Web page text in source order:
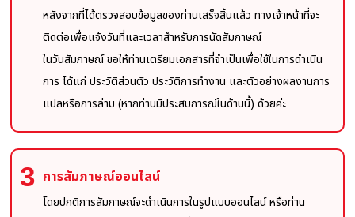
หลังจากที่ได้ตรวจสอบข้อมูลของท่านเสร็จสิ้นแล้ว ทางเจ้าหน้าที่จะ
ติดต่อเพื่อแจ้งวันที่และเวลาสำหรับการนัดสัมภาษณ์
ในวันสัมภาษณ์ ขอให้ท่านเตรียมเอกสารที่จำเป็นเพื่อใช้ในการดำเนิน
การ ได้แก่ ประวัติส่วนตัว ประวัติการทำงาน และตัวอย่างผลงานการ
แปลหรือการล่าม (หากท่านมีประสบการณ์ในด้านนี้) ด้วยค่ะ
3 การสัมภาษณ์ออนไลน์
โดยปกติการสัมภาษณ์จะดำเนินการในรูปแบบออนไลน์ หรือท่าน